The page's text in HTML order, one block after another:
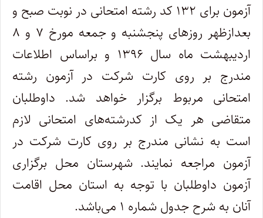
آزمون برای ۱۳۲ کد رشته‌‌ امتحانی‌ در نوبت صبح و
بعدازظهر روزهای پنجشنبه و جمعه مورخ ۷ و ۸
اردیبهشت ‌ماه سال ۱۳۹۶ و براساس اطلاعات
مندرج بر روی کارت شرکت در آزمون رشته
امتحانی مربوط برگزار خواهد شد. داوطلبان‌
متقاضی‌ هر یک‌ از کدرشته‌های امتحانی‌ لازم‌
است‌ به نشانی مندرج بر روی کارت شرکت در
آزمون مراجعه نمایند. شهرستان محل برگزاری
آزمون داوطلبان با توجه به استان محل اقامت
آنان به شرح جدول شماره ۱ می‌باشد.